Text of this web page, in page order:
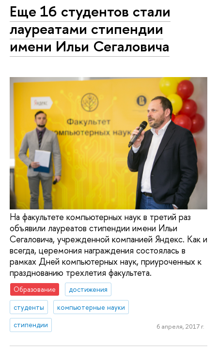
Еще 16 студентов стали
лауреатами стипендии
имени Ильи Сегаловича
На факультете компьютерных наук в третий раз
объявили лауреатов стипендии имени Ильи
Сегаловича, учрежденной компанией Яндекс. Как и
всегда, церемония награждения состоялась в
рамках Дней компьютерных наук, приуроченных к
празднованию трехлетия факультета.
Образование
достижения
студенты
компьютерные науки
стипендии
6 апреля, 2017 г.